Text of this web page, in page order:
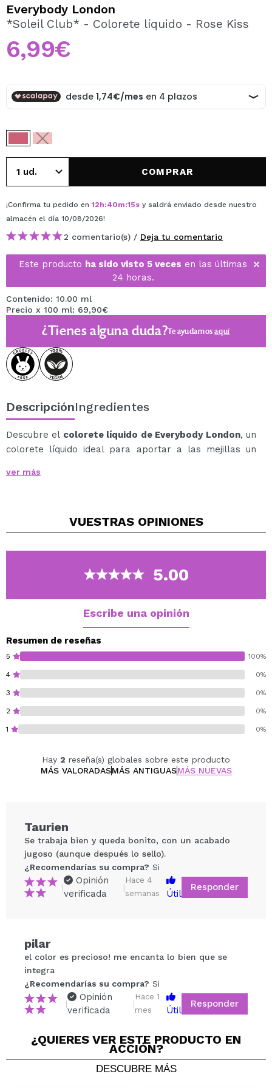
Al crear una cuenta en Maquillalia.com podrás realizar
tus compras rápidamente, revisar el estado de tus
pedidos y consultar tus operaciones anteriores.
CREAR CUENTA
Everybody London
*Soleil Club* - Colorete líquido - Rose Kiss
6,99€
COMPRAR
¡Confirma tu pedido en 12h:40m:15s y saldrá enviado desde nuestro
almacén el día 10/08/2026!
2 comentario(s) / Deja tu comentario
Este producto ha sido visto 5 veces en las últimas
24 horas.
Contenido: 10.00 ml
Precio x 100 ml: 69,90€
¿Tienes alguna duda?Te ayudamosaquí
DescripciónIngredientes
Descubre el colorete líquido de Everybody London, un
colorete líquido ideal para aportar a las mejillas un
Su fórmula ligera se funde perfectamente con la piel,
desde un rubor natural y delicado hasta un efecto glow
Su textura fluida se difumina fácilmente, no deja
parches y se integra con el maquillaje para conseguir
un resultado uniforme, jugoso y duradero durante todo
Cruelty free.
ver más
VUESTRAS OPINIONES
5.00
Escribe una opinión
Resumen de reseñas
5 100%
4 0%
3 0%
2 0%
1 0%
Hay 2 reseña(s) globales sobre este producto
MÁS VALORADASMÁS ANTIGUASMÁS NUEVAS
Tu vídeo podría ser el primero. Imagínatelo...
¿Recomendarías su compra? Si No
5/5
ENVIAR
Taurien
Se trabaja bien y queda bonito, con un acabado
jugoso (aunque después lo sello).
¿Recomendarías su compra? Si
|
Opinión
verificada
|
Hace 4
semanas
Útil
Responder
pilar
el color es precioso! me encanta lo bien que se
integra
¿Recomendarías su compra? Si
|
Opinión
verificada
|
Hace 1
mes
Útil
Responder
¿QUIERES VER ESTE PRODUCTO EN
ACCIÓN?
DESCUBRE MÁS